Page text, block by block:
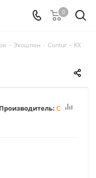
0
- Экошпон - Contur - KX
Производитель: Contur